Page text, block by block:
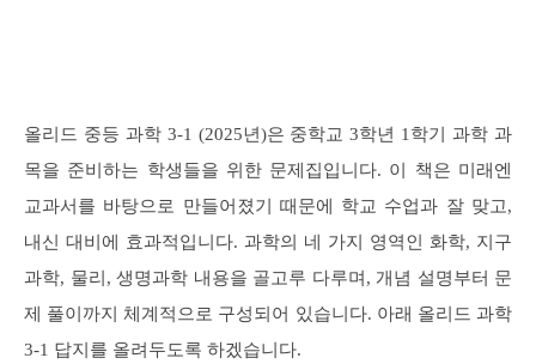
올리드 중등 과학 3-1 (2025년)은 중학교 3학년 1학기 과학 과
목을 준비하는 학생들을 위한 문제집입니다. 이 책은 미래엔
교과서를 바탕으로 만들어졌기 때문에 학교 수업과 잘 맞고,
내신 대비에 효과적입니다. 과학의 네 가지 영역인 화학, 지구
과학, 물리, 생명과학 내용을 골고루 다루며, 개념 설명부터 문
제 풀이까지 체계적으로 구성되어 있습니다. 아래 올리드 과학
3-1 답지를 올려두도록 하겠습니다.